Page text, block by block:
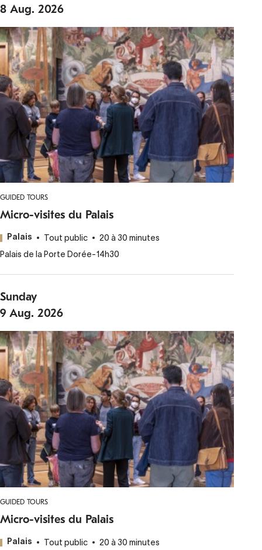
8 Aug. 2026
GUIDED TOURS
Micro-visites du Palais
Palais Tout public
20 à 30 minutes
Palais de la Porte Dorée-14h30
Sunday
9 Aug. 2026
GUIDED TOURS
Micro-visites du Palais
Palais Tout public
20 à 30 minutes